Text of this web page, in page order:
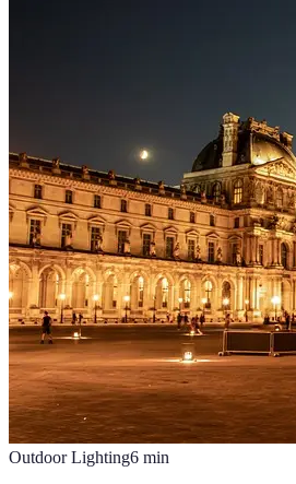
Outdoor Lighting6 min